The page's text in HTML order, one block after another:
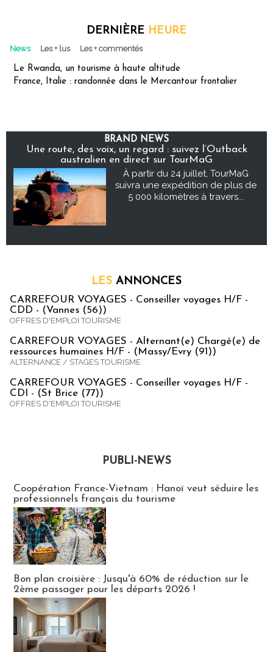
DERNIÈRE HEURE
News Les + lus Les + commentés
Le Rwanda, un tourisme à haute altitude
France, Italie : randonnée dans le Mercantour frontalier
BRAND NEWS
Une route, des voix, un regard : suivez l’Outback
australien en direct sur TourMaG
À partir du 24 juillet, TourMaG
suivra une expédition de plus de
5 000 kilomètres à travers...
LES ANNONCES
CARREFOUR VOYAGES - Conseiller voyages H/F -
CDD - (Vannes (56))
OFFRES D'EMPLOI TOURISME
CARREFOUR VOYAGES - Alternant(e) Chargé(e) de
ressources humaines H/F - (Massy/Evry (91))
ALTERNANCE / STAGES TOURISME
CARREFOUR VOYAGES - Conseiller voyages H/F -
CDI - (St Brice (77))
OFFRES D'EMPLOI TOURISME
PUBLI-NEWS
Coopération France-Vietnam : Hanoï veut séduire les
professionnels français du tourisme
Bon plan croisière : Jusqu'à 60% de réduction sur le
2ème passager pour les départs 2026 !